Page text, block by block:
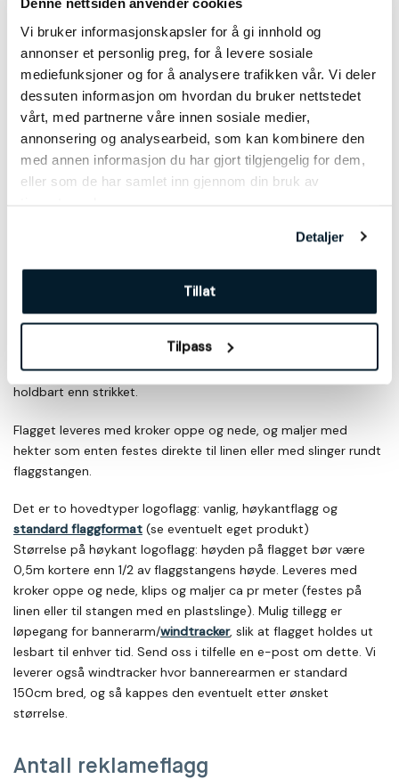
Vi bruker informasjonskapsler for å gi innhold og
annonser et personlig preg, for å levere sosiale
mediefunksjoner og for å analysere trafikken vår. Vi deler
dessuten informasjon om hvordan du bruker nettstedet
vårt, med partnerne våre innen sosiale medier,
annonsering og analysearbeid, som kan kombinere den
med annen informasjon du har gjort tilgjengelig for dem,
eller som de har samlet inn gjennom din bruk av
Detaljer
Tillat
Tilpass
Farge på bakgrunnen og/eller egen tekst kan legges til om
ønskelig.
Levering
Produksjonstid er 2-4 uker etter godkjent korrektur. Vi sender
korrektur til godkjenning før flaggene produseres. Ved hastverk
– ta kontakt.
Standard er digitaltrykk på strikket polyester. Kvaliteten er litt
blankere enn nasjonalflagg og tynnere for å være lette nok til
god synlighet uavhengig av vind.
Premium er digitaltrykk på vevet polyester. Denne kvaliteten
ligner mer på tekstilet som er i nasjonalflagg og er noe mer
holdbart enn strikket.
Flagget leveres med kroker oppe og nede, og maljer med
hekter som enten festes direkte til linen eller med slinger rundt
flaggstangen.
Det er to hovedtyper logoflagg: vanlig, høykantflagg og
standard flaggformat (se eventuelt eget produkt)
Størrelse på høykant logoflagg: høyden på flagget bør være
0,5m kortere enn 1/2 av flaggstangens høyde. Leveres med
kroker oppe og nede, klips og maljer ca pr meter (festes på
linen eller til stangen med en plastslinge). Mulig tillegg er
løpegang for bannerarm/windtracker, slik at flagget holdes ut
lesbart til enhver tid. Send oss i tilfelle en e-post om dette. Vi
leverer også windtracker hvor bannerearmen er standard
150cm bred, og så kappes den eventuelt etter ønsket
størrelse.
Antall reklameflagg